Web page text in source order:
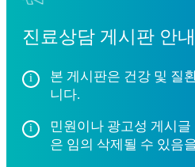
진료상담 게시판 안내
본 게시판은 건강 및 질
니다.
민원이나 광고성 게시
은 임의 삭제될 수 있음